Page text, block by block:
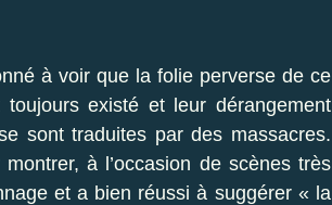
à voir que la folie perverse de ce
existé et leur dérangement
sont traduites par des massacres.
à l’occasion de scènes très
et a bien réussi à suggérer « la